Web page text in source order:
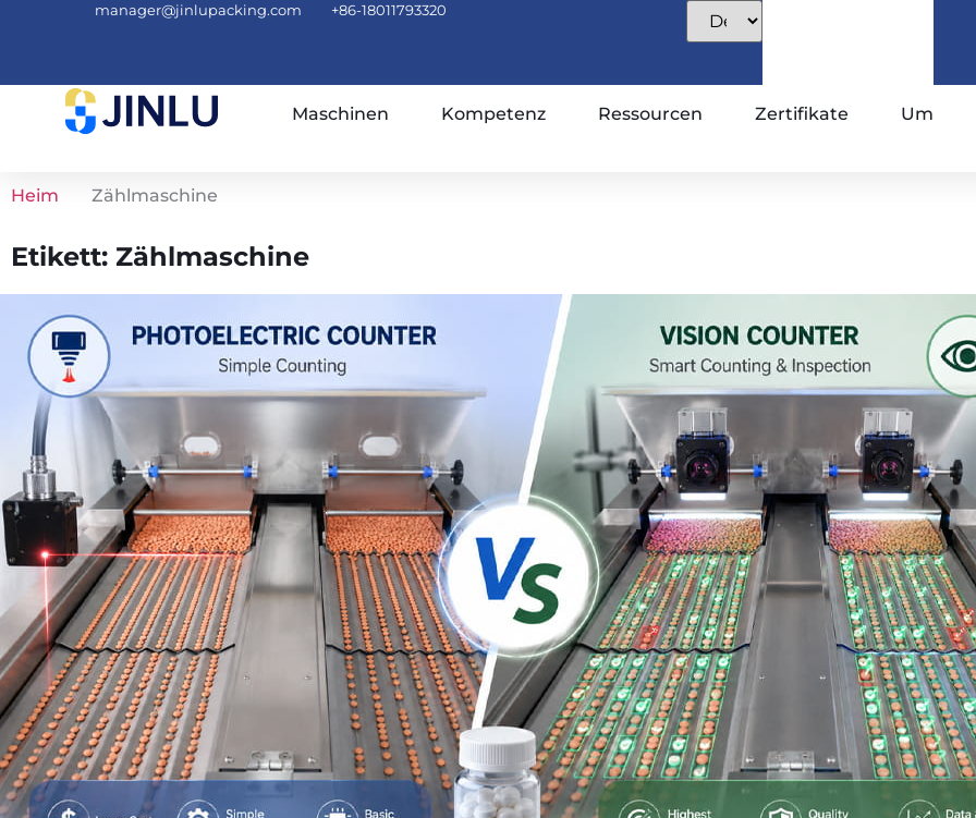
manager@jinlupacking.com +86-18011793320
Maschinen Kompetenz Ressourcen Zertifikate Um
Heim Zählmaschine
Etikett: Zählmaschine